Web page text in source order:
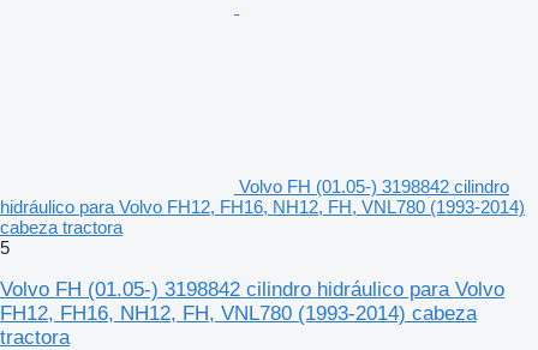
Volvo FH (01.05-) 3198842 cilindro
hidráulico para Volvo FH12, FH16, NH12, FH, VNL780 (1993-2014)
cabeza tractora
5
Volvo FH (01.05-) 3198842 cilindro hidráulico para Volvo
FH12, FH16, NH12, FH, VNL780 (1993-2014) cabeza
tractora